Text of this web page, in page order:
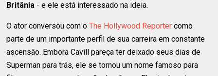
Britânia - e ele está interessado na ideia.
O ator conversou com oThe Hollywood Reporter como
parte de um importante perfil de sua carreira em constante
ascensão. Embora Cavill pareça ter deixado seus dias de
Superman para trás, ele se tornou um nome famoso para